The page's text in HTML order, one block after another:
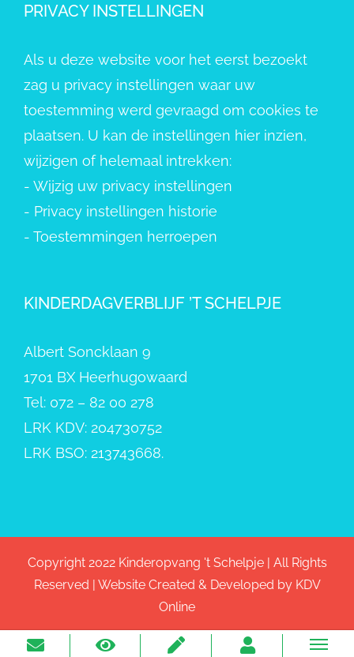
PRIVACY INSTELLINGEN
Als u deze website voor het eerst bezoekt
zag u privacy instellingen waar uw
toestemming werd gevraagd om cookies te
plaatsen. U kan de instellingen hier inzien,
wijzigen of helemaal intrekken:
- Wijzig uw privacy instellingen
- Privacy instellingen historie
- Toestemmingen herroepen
KINDERDAGVERBLIJF ’T SCHELPJE
Albert Soncklaan 9
1701 BX Heerhugowaard
Tel: 072 – 82 00 278
LRK KDV: 204730752
LRK BSO: 213743668.
Copyright 2022 Kinderopvang 't Schelpje | All Rights
Reserved | Website Created & Developed by KDV
Online